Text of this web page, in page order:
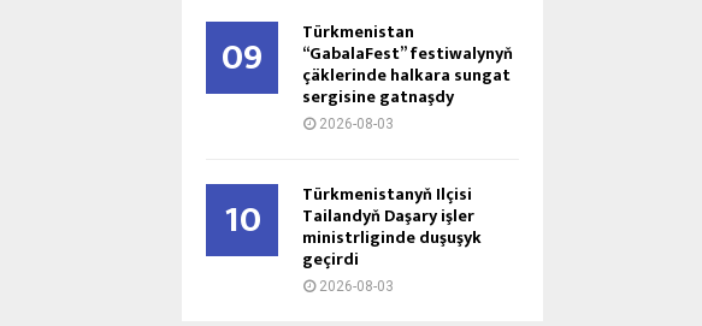
09 Türkmenistan
“GabalaFest” festiwalynyň
çäklerinde halkara sungat
sergisine gatnaşdy
2026-08-03
10 Türkmenistanyň Ilçisi
Tailandyň Daşary işler
ministrliginde duşuşyk
geçirdi
2026-08-03